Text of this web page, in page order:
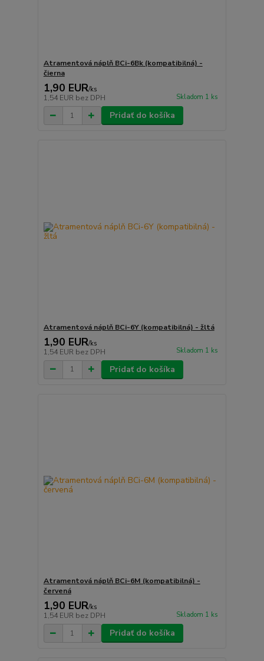
Atramentová náplň BCi-6Bk (kompatibilná) -
čierna
1,90 EUR/ks
1,54 EUR bez DPH Skladom 1 ks
Pridať do košíka
Atramentová náplň BCi-6Y (kompatibilná) - žltá
1,90 EUR/ks
1,54 EUR bez DPH Skladom 1 ks
Pridať do košíka
Atramentová náplň BCi-6M (kompatibilná) -
červená
1,90 EUR/ks
1,54 EUR bez DPH Skladom 1 ks
Pridať do košíka